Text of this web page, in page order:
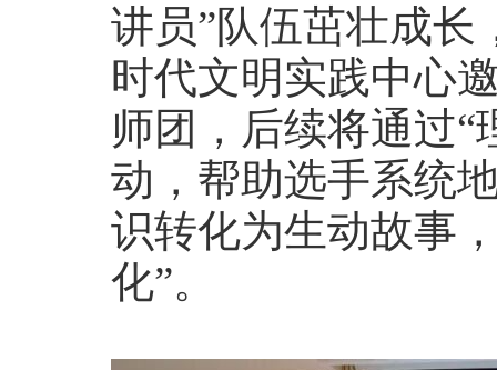
讲员”队伍茁壮成
时代文明实践中心
师团，后续将通过“
动，帮助选手系统
识转化为生动故事
化”。